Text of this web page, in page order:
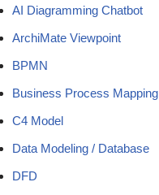
AI Diagramming Chatbot
ArchiMate Viewpoint
BPMN
Business Process Mapping
C4 Model
Data Modeling / Database
DFD